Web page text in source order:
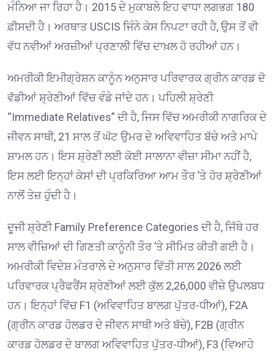
ਮੰਨਿਆ ਜਾ ਰਿਹਾ ਹੈ। 2015 ਦੇ ਮੁਕਾਬਲੇ ਇਹ ਵਾਧਾ ਲਗਭਗ 180
ਫ਼ੀਸਦੀ ਹੈ। ਅਰਥਾਤ USCIS ਜਿੰਨੇ ਕੇਸ ਨਿਪਟਾ ਰਹੀ ਹੈ, ਉਸ ਤੋਂ ਵੀ
ਵੱਧ ਨਵੀਆਂ ਅਰਜ਼ੀਆਂ ਪ੍ਰਣਾਲੀ ਵਿੱਚ ਦਾਖ਼ਲ ਹੋ ਰਹੀਆਂ ਹਨ।
ਅਮਰੀਕੀ ਇਮੀਗ੍ਰੇਸ਼ਨ ਕਾਨੂੰਨ ਅਨੁਸਾਰ ਪਰਿਵਾਰਕ ਗ੍ਰੀਨ ਕਾਰਡ ਦੋ
ਵੱਡੀਆਂ ਸ਼੍ਰੇਣੀਆਂ ਵਿੱਚ ਵੰਡੇ ਜਾਂਦੇ ਹਨ। ਪਹਿਲੀ ਸ਼੍ਰੇਣੀ
“Immediate Relatives” ਦੀ ਹੈ, ਜਿਸ ਵਿੱਚ ਅਮਰੀਕੀ ਨਾਗਰਿਕ ਦੇ
ਜੀਵਨ ਸਾਥੀ, 21 ਸਾਲ ਤੋਂ ਘੱਟ ਉਮਰ ਦੇ ਅਵਿਵਾਹਿਤ ਬੱਚੇ ਅਤੇ ਮਾਪੇ
ਸ਼ਾਮਲ ਹਨ। ਇਸ ਸ਼੍ਰੇਣੀ ਲਈ ਕੋਈ ਸਾਲਾਨਾ ਵੀਜ਼ਾ ਸੀਮਾ ਨਹੀਂ ਹੈ,
ਇਸ ਲਈ ਇਨ੍ਹਾਂ ਕੇਸਾਂ ਦੀ ਪ੍ਰਕਿਰਿਆ ਆਮ ਤੌਰ ’ਤੇ ਹੋਰ ਸ਼੍ਰੇਣੀਆਂ
ਨਾਲੋਂ ਤੇਜ਼ ਹੁੰਦੀ ਹੈ।
ਦੂਜੀ ਸ਼੍ਰੇਣੀ Family Preference Categories ਦੀ ਹੈ, ਜਿੱਥੇ ਹਰ
ਸਾਲ ਵੀਜ਼ਿਆਂ ਦੀ ਗਿਣਤੀ ਕਾਨੂੰਨੀ ਤੌਰ ’ਤੇ ਸੀਮਿਤ ਕੀਤੀ ਗਈ ਹੈ।
ਅਮਰੀਕੀ ਵਿਦੇਸ਼ ਮੰਤਰਾਲੇ ਦੇ ਅਨੁਸਾਰ ਵਿੱਤੀ ਸਾਲ 2026 ਲਈ
ਪਰਿਵਾਰਕ ਪ੍ਰੈਫਰੈਂਸ ਸ਼੍ਰੇਣੀਆਂ ਲਈ ਕੁੱਲ 2,26,000 ਵੀਜ਼ੇ ਉਪਲਬਧ
ਹਨ। ਇਨ੍ਹਾਂ ਵਿੱਚ F1 (ਅਵਿਵਾਹਿਤ ਬਾਲਗ ਪੁੱਤਰ-ਧੀਆਂ), F2A
(ਗ੍ਰੀਨ ਕਾਰਡ ਹੋਲਡਰ ਦੇ ਜੀਵਨ ਸਾਥੀ ਅਤੇ ਬੱਚੇ), F2B (ਗ੍ਰੀਨ
ਕਾਰਡ ਹੋਲਡਰ ਦੇ ਬਾਲਗ ਅਵਿਵਾਹਿਤ ਪੁੱਤਰ-ਧੀਆਂ), F3 (ਵਿਆਹੇ